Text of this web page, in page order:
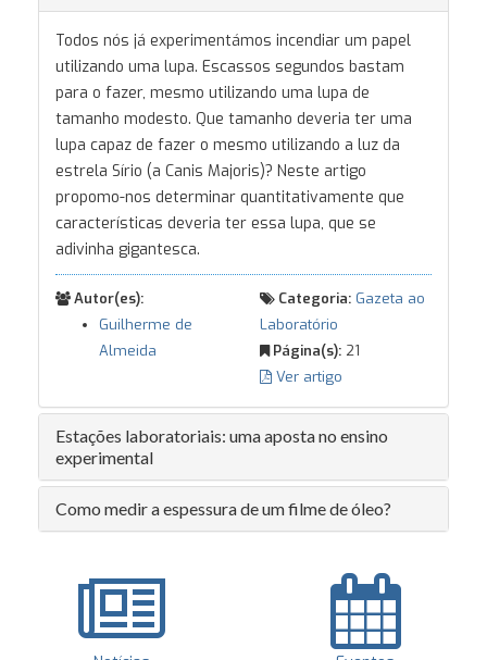
Todos nós já experimentámos incendiar um papel
utilizando uma lupa. Escassos segundos bastam
para o fazer, mesmo utilizando uma lupa de
tamanho modesto. Que tamanho deveria ter uma
lupa capaz de fazer o mesmo utilizando a luz da
estrela Sírio (a Canis Majoris)? Neste artigo
propomo-nos determinar quantitativamente que
características deveria ter essa lupa, que se
adivinha gigantesca.
Autor(es):
Guilherme de
Almeida
Categoria: Gazeta ao
Laboratório
Página(s): 21
Ver artigo
Estações laboratoriais: uma aposta no ensino
experimental
Como medir a espessura de um filme de óleo?